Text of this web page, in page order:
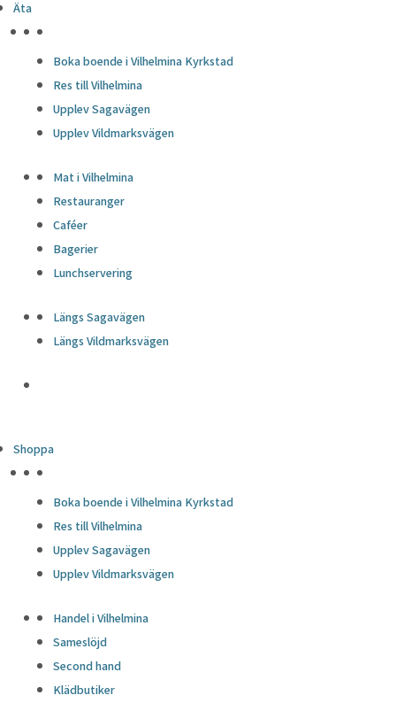
Äta
Boka boende i Vilhelmina Kyrkstad
Res till Vilhelmina
Upplev Sagavägen
Upplev Vildmarksvägen
Mat i Vilhelmina
Restauranger
Caféer
Bagerier
Lunchservering
Längs Sagavägen
Längs Vildmarksvägen
Shoppa
Boka boende i Vilhelmina Kyrkstad
Res till Vilhelmina
Upplev Sagavägen
Upplev Vildmarksvägen
Handel i Vilhelmina
Sameslöjd
Second hand
Klädbutiker